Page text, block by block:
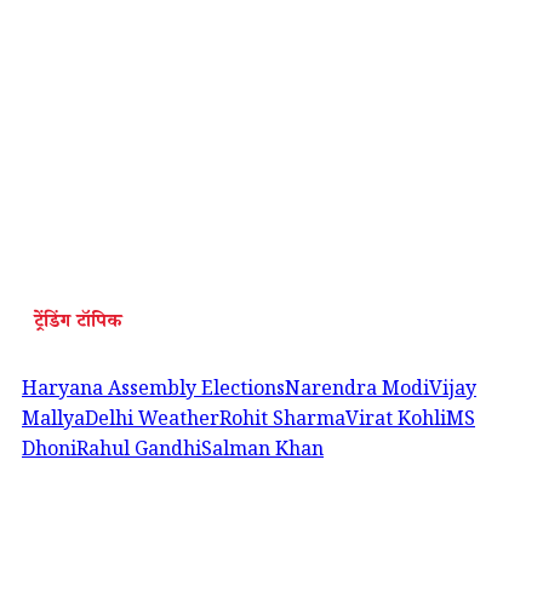
ट्रेंडिंग टॉपिक
Haryana Assembly ElectionsNarendra ModiVijay
MallyaDelhi WeatherRohit SharmaVirat KohliMS
DhoniRahul GandhiSalman Khan